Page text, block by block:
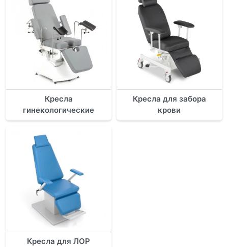
Кресла
гинекологические
Кресла для забора
крови
Кресла для ЛОР